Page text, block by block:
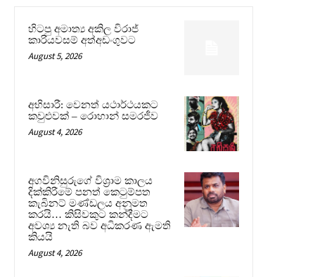
හිටපු අමාත්‍ය අකිල විරාජ්
කාරියවසම් අත්අඩංගුවට
August 5, 2026
අභිසාරී: වෙනත් යථාර්ථයකට
කවුළුවක් – රොහාන් සමරජීව
August 4, 2026
අගවිනිසුරුගේ විශ්‍රාම කාලය
දික්කිරීමේ පනත් කෙටුම්පත
කැබිනට් මණ්ඩලය අනුමත
කරයි… කිසිවකුට කන්දීමට
අවශ්‍ය නැති බව අධිකරණ ඇමති
කියයි
August 4, 2026